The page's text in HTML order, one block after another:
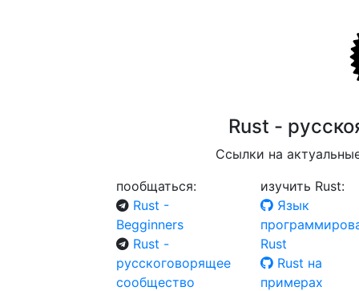
Rust -
Ссылки на
пообщаться:
Rust -
Begginners
Rust -
русскоговорящее
сообщество
изучить Rust:
Язык
Rust
Rust на
примерах